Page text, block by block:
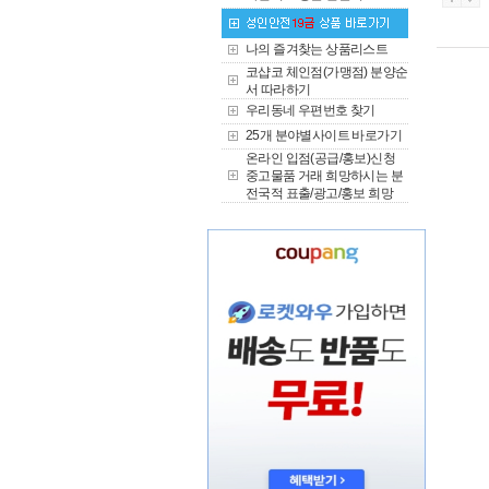
나의 즐겨찾는 상품리스트
코샵코 체인점(가맹점) 분양순
서 따라하기
우리동네 우편번호 찾기
25개 분야별사이트 바로가기
온라인 입점(공급/홍보)신청
중고물품 거래 희망하시는 분
전국적 표출/광고/홍보 희망